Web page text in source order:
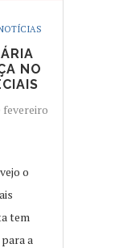
NO
fevereiro
o
tem
a